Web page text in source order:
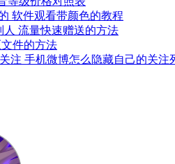
软件观看带颜色的教程
人 流量快速赠送的方法
件的方法
注 手机微博怎么隐藏自己的关注